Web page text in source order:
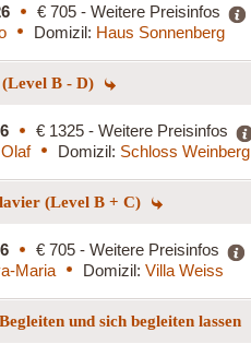
€ 705 - Weitere Preisinfos
Domizil: Haus Sonnenberg
B - D)
€ 1325 - Weitere Preisinfos
Domizil: Schloss Weinberg
(Level B + C)
€ 705 - Weitere Preisinfos
Maria Domizil: Villa Weiss
und sich begleiten lassen